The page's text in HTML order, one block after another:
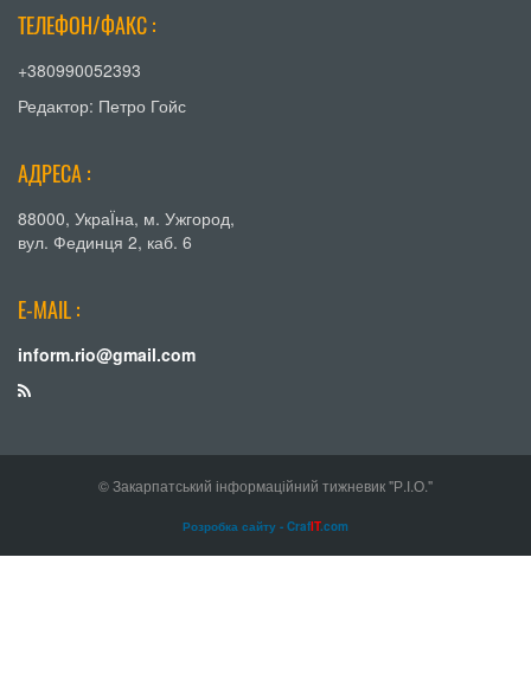
ТЕЛЕФОН/ФАКС :
+380990052393
Редактор: Петро Гойс
АДРЕСА :
88000, УкраЇна, м. Ужгород,
вул. Фединця 2, каб. 6
E-MAIL :
inform.rio@gmail.com
© Закарпатський інформаційний тижневик "Р.І.О."
Розробка сайту - CrafIT.com